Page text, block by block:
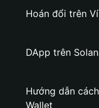
Hoán đổi trên
DApp trên
Hướng dẫn
Wallet